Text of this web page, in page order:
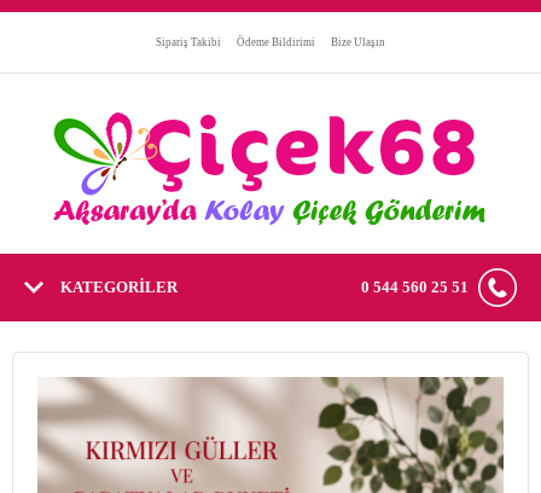
Sipariş Takibi Ödeme Bildirimi Bize Ulaşın
KATEGORİLER 0 544 560 25 51